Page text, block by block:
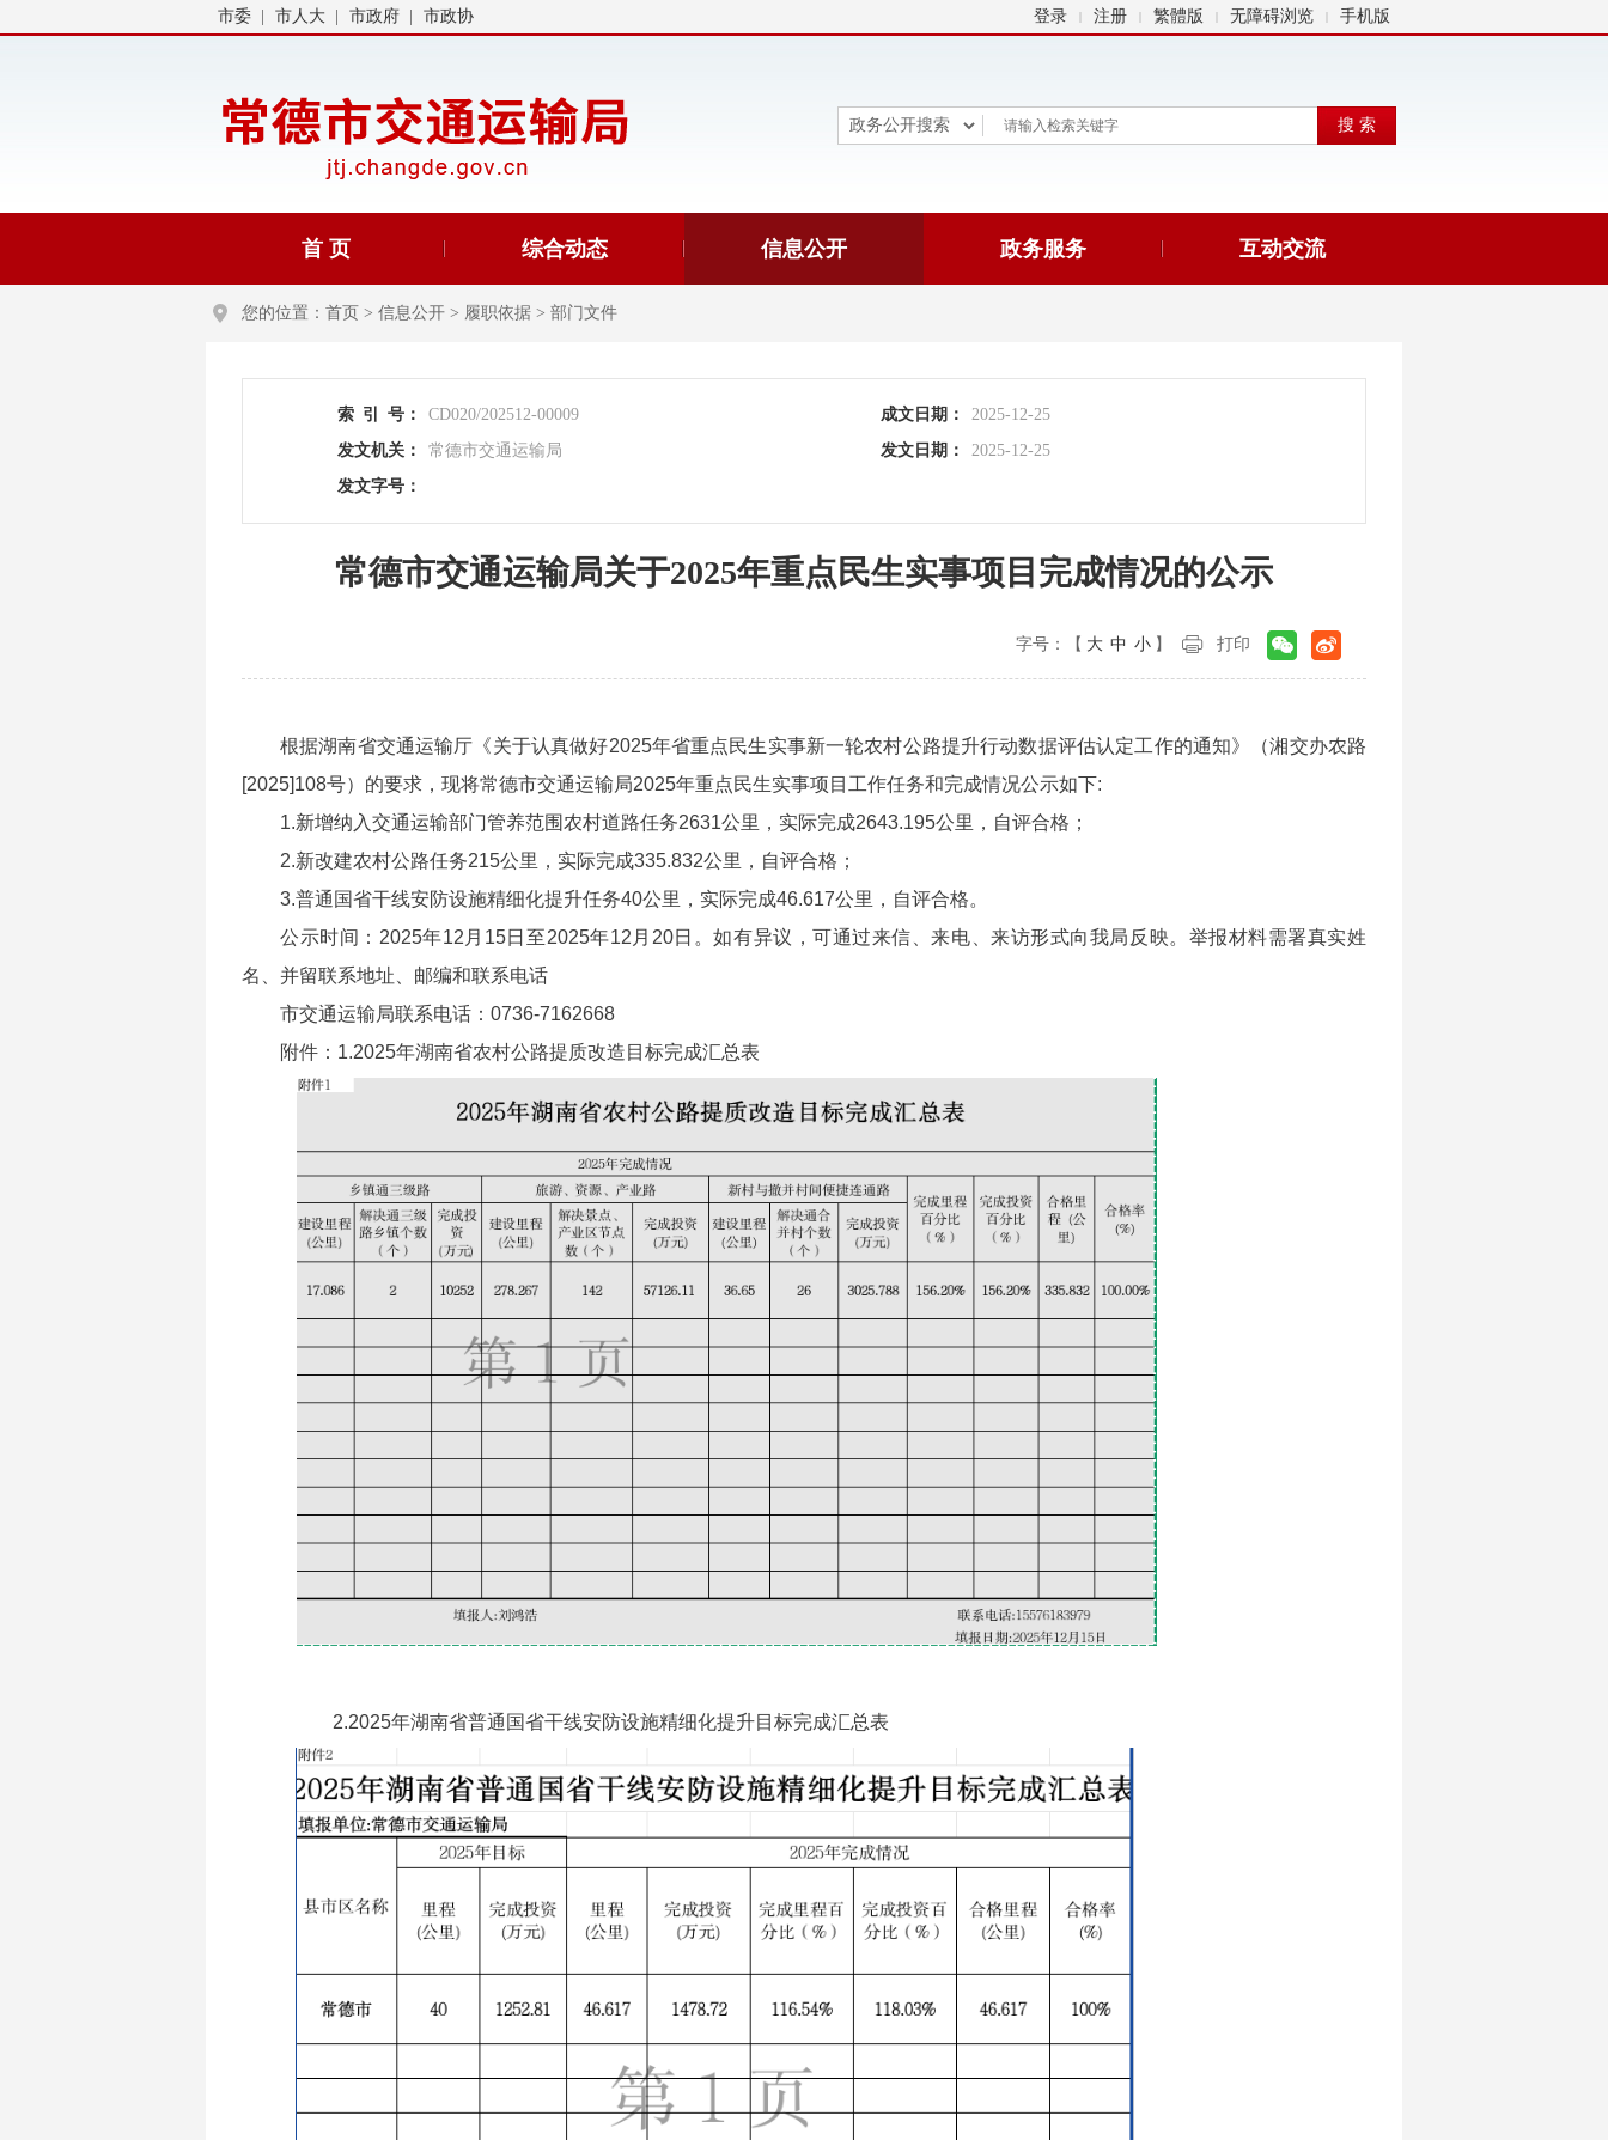
市委 市人大 市政府 市政协 登录 | 注册 | 繁體版 | 无障碍浏览 | 手机版
首 页 综合动态 信息公开 政务服务 互动交流
您的位置： 首页 > 信息公开 > 履职依据 > 部门文件
索 引 号： CD020/202512-00009 成文日期：
2025-12-25
发文机关：
常德市交通运输局 发文日期：
2025-12-25
发文字号：
常德市交通运输局关于2025年重点民生实事项目完成情况的公示
字号：【 大 中 小 】 打印
根据湖南省交通运输厅《关于认真做好2025年省重点民生实事新一轮农村公路提升行动数据评估认定工作的通知》（湘交办农路
[2025]108号）的要求，现将常德市交通运输局2025年重点民生实事项目工作任务和完成情况公示如下:
1.新增纳入交通运输部门管养范围农村道路任务2631公里，实际完成2643.195公里，自评合格；
2.新改建农村公路任务215公里，实际完成335.832公里，自评合格；
3.普通国省干线安防设施精细化提升任务40公里，实际完成46.617公里，自评合格。
公示时间：2025年12月15日至2025年12月20日。如有异议，可通过来信、来电、来访形式向我局反映。举报材料需署真实姓
名、并留联系地址、邮编和联系电话
市交通运输局联系电话：0736-7162668
附件：1.2025年湖南省农村公路提质改造目标完成汇总表
2.2025年湖南省普通国省干线安防设施精细化提升目标完成汇总表